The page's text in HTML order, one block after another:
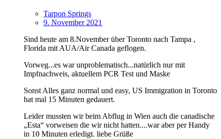
Tarpon Springs
9. November 2021
Sind heute am 8.November über Toronto nach Tampa ,
Florida mit AUA/Air Canada geflogen.
Vorweg...es war unproblematisch...natürlich nur mit
Impfnachweis, aktuellem PCR Test und Maske
Sonst Alles ganz normal und easy, US Immigration in Toronto
hat mal 15 Minuten gedauert.
Leider mussten wir beim Abflug in Wien auch die canadische
„Esta“ vorweisen die wir nicht hatten....war aber per Handy
in 10 Minuten erledigt. liebe Grüße